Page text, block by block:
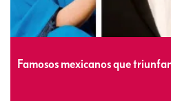
Famosos mexicanos que